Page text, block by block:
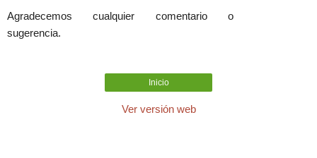
Agradecemos cualquier comentario o
sugerencia.
Inicio
Ver versión web